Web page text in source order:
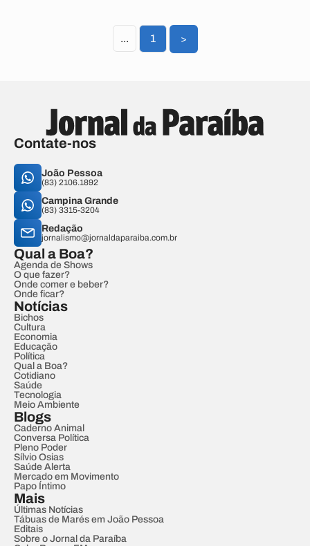
... 1 >
Contate-nos
João Pessoa
(83) 2106.1892
Campina Grande
(83) 3315-3204
Redação
jornalismo@jornaldaparaiba.com.br
Qual a Boa?
Agenda de Shows
O que fazer?
Onde comer e beber?
Onde ficar?
Notícias
Bichos
Cultura
Economia
Educação
Política
Qual a Boa?
Cotidiano
Saúde
Tecnologia
Meio Ambiente
Blogs
Caderno Animal
Conversa Política
Pleno Poder
Sílvio Osias
Saúde Alerta
Mercado em Movimento
Papo Íntimo
Mais
Últimas Notícias
Tábuas de Marés em João Pessoa
Editais
Sobre o Jornal da Paraíba